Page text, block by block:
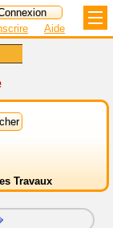
Aide
Travaux